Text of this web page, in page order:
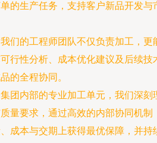
的生产任务，支持客户新品开发与
们的工程师团队不仅负责加工，更
行性分析、成本优化建议及后续技
的全程协同。
集团内部的专业加工单元，我们深刻
量要求，通过高效的内部协同机制
成本与交期上获得最优保障，并持